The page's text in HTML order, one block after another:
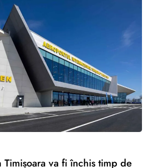
va fi închis timp de